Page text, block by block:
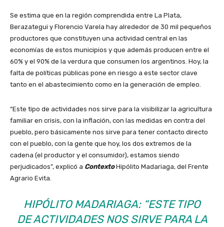
Se estima que en la región comprendida entre La Plata,
Berazategui y Florencio Varela hay alrededor de 30 mil pequeños
productores que constituyen una actividad central en las
economías de estos municipios y que además producen entre el
60% y el 90% de la verdura que consumen los argentinos. Hoy, la
falta de políticas públicas pone en riesgo a este sector clave
tanto en el abastecimiento como en la generación de empleo.
“Este tipo de actividades nos sirve para la visibilizar la agricultura
familiar en crisis, con la inflación, con las medidas en contra del
pueblo, pero básicamente nos sirve para tener contacto directo
con el pueblo, con la gente que hoy, los dos extremos de la
cadena (el productor y el consumidor), estamos siendo
perjudicados”, explicó a ContextoHipólito Madariaga, del Frente
Agrario Evita.
HIPÓLITO MADARIAGA: “ESTE TIPO
DE ACTIVIDADES NOS SIRVE PARA LA